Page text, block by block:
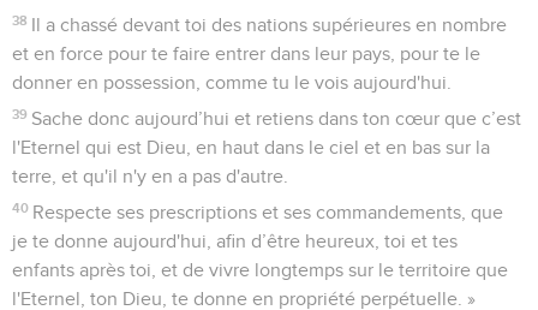
38 Il a chassé devant toi des nations supérieures en nombre
et en force pour te faire entrer dans leur pays, pour te le
donner en possession, comme tu le vois aujourd'hui.
39 Sache donc aujourd’hui et retiens dans ton cœur que c’est
l'Eternel qui est Dieu, en haut dans le ciel et en bas sur la
terre, et qu'il n'y en a pas d'autre.
40 Respecte ses prescriptions et ses commandements, que
je te donne aujourd'hui, afin d’être heureux, toi et tes
enfants après toi, et de vivre longtemps sur le territoire que
l'Eternel, ton Dieu, te donne en propriété perpétuelle. »